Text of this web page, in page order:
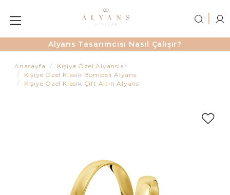
Alyans Tasarımcısı Nasıl Çalışır?
Anasayfa
Kişiye Özel Alyanslar
Kişiye Özel Klasik Bombeli Alyans
Kişiye Özel Klasik Çift Altın Alyans